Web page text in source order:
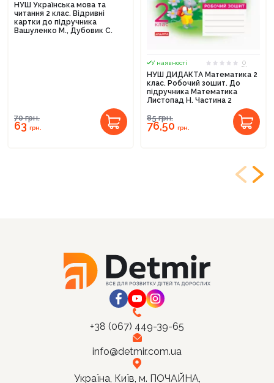
НУШ Українська мова та
читання 2 клас. Відривні
картки до підручника
Вашуленко М., Дубовик С.
70грн.
63грн.
У наявності
0
НУШ ДИДАКТА Математика 2
клас. Робочий зошит. До
підручника Математика
Листопад Н. Частина 2
85грн.
76,50 грн.
+38 (067) 449-39-65
info@detmir.com.ua
Україна, Київ, м. ПОЧАЙНА,